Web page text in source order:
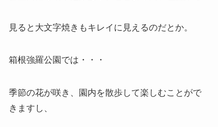
見ると大文字焼きもキレイに見えるのだとか。
箱根強羅公園では・・・
季節の花が咲き、園内を散歩して楽しむことがで
きますし、